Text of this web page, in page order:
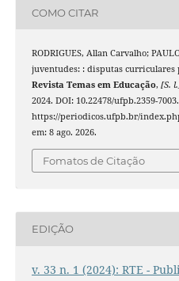
COMO CITAR
RODRIGUES, Allan Carvalho;
juventudes: : disputas
Revista Temas em Educação, [S.
2024. DOI: 10.22478/ufpb.2359-
https://periodicos.ufpb.br/
em: 8 ago. 2026.
Fomatos de Citação
EDIÇÃO
v. 33 n. 1 (2024): RTE -